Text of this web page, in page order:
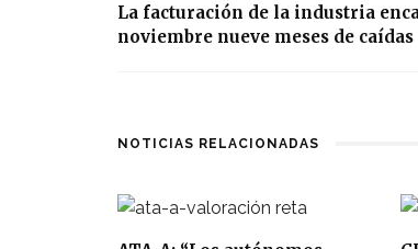
La facturación de la industria
noviembre nueve meses de caídas
NOTICIAS RELACIONADAS